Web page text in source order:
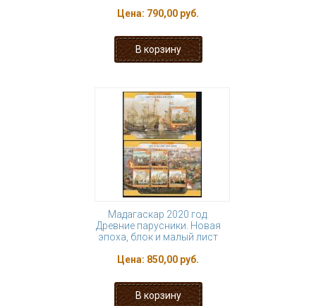
Цена: 790,00 руб.
Мадагаскар 2020 год.
Древние парусники. Новая
эпоха, блок и малый лист
Цена: 850,00 руб.